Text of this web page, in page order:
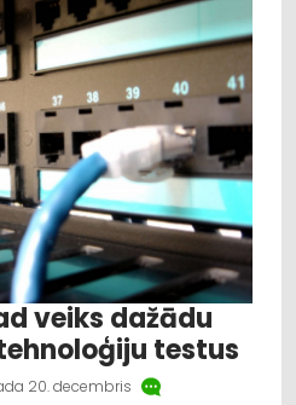
veiks dažādu
testus
20. decembris